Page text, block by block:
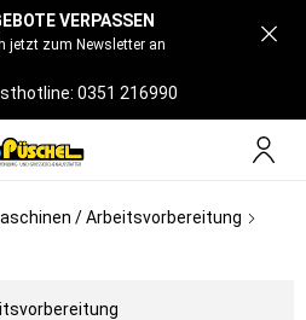
VERPASSEN
jetzt zum Newsletter an
0351 216990
/ Arbeitsvorbereitung